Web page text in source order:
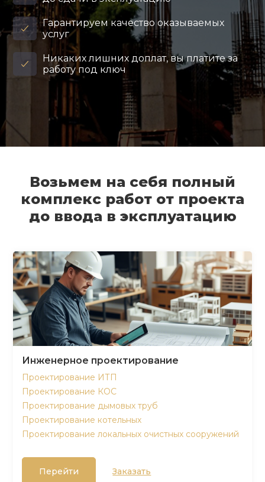
Гарантируем качество оказываемых
услуг
Никаких лишних доплат, вы платите за
работу под ключ
Возьмем на себя полный
комплекс работ от проекта
до ввода в эксплуатацию
Инженерное проектирование
Проектирование ИТП
Проектирование КОС
Проектирование дымовых труб
Проектирование котельных
Проектирование локальных очистных сооружений
Перейти Заказать